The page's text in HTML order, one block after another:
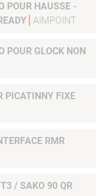
POUR HAUSSE -
AIMPOINT
POUR GLOCK NON
PICATINNY FIXE
RMR
/ SAKO 90 QR